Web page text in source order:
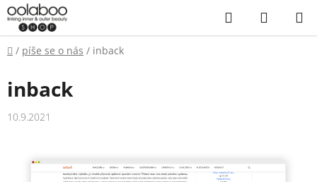
Přejít
na
obsah
Hledat
KOŠÍK
Domů
/ píše se o nás / inback
inback
10.9.2021